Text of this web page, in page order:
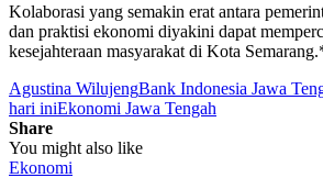
Kolaborasi yang semakin erat antara
dan praktisi ekonomi diyakini dapat
kesejahteraan masyarakat di Kota
Agustina WilujengBank Indonesia Jawa
hari iniEkonomi Jawa Tengah
Share
You might also like
Ekonomi